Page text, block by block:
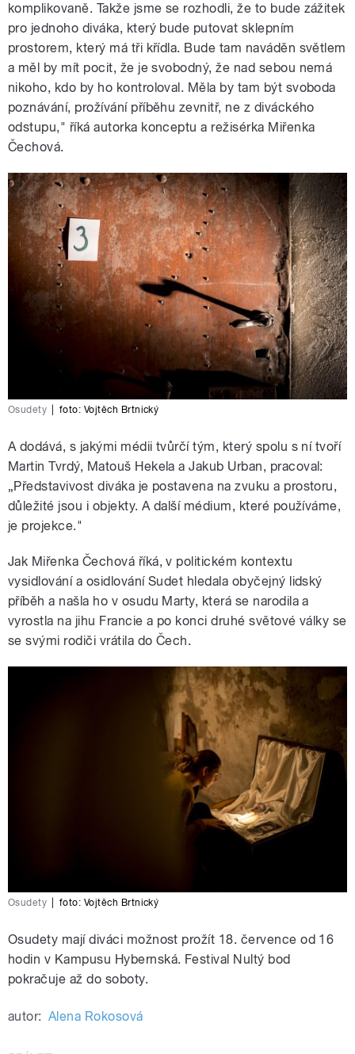
komplikovaně. Takže jsme se rozhodli, že to bude zážitek
pro jednoho diváka, který bude putovat sklepním
prostorem, který má tři křídla. Bude tam naváděn světlem
a měl by mít pocit, že je svobodný, že nad sebou nemá
nikoho, kdo by ho kontroloval. Měla by tam být svoboda
poznávání, prožívání příběhu zevnitř, ne z diváckého
odstupu," říká autorka konceptu a režisérka Miřenka
Čechová.
Osudety foto: Vojtěch Brtnický
A dodává, s jakými médii tvůrčí tým, který spolu s ní tvoří
Martin Tvrdý, Matouš Hekela a Jakub Urban, pracoval:
„Představivost diváka je postavena na zvuku a prostoru,
důležité jsou i objekty. A další médium, které používáme,
je projekce."
Jak Miřenka Čechová říká, v politickém kontextu
vysidlování a osidlování Sudet hledala obyčejný lidský
příběh a našla ho v osudu Marty, která se narodila a
vyrostla na jihu Francie a po konci druhé světové války se
se svými rodiči vrátila do Čech.
Osudety foto: Vojtěch Brtnický
Osudety mají diváci možnost prožít 18. července od 16
hodin v Kampusu Hybernská. Festival Nultý bod
pokračuje až do soboty.
autor: Alena Rokosová